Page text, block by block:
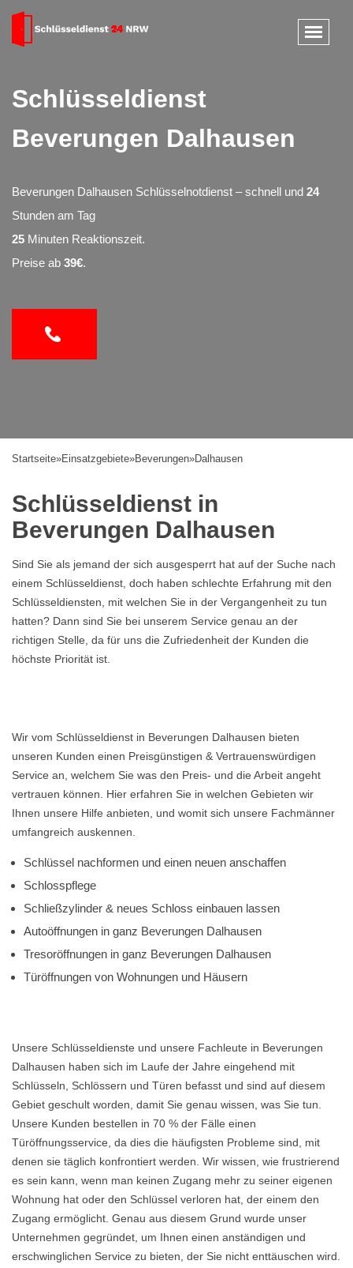
Schlüsseldienst
Beverungen Dalhausen
Beverungen Dalhausen Schlüsselnotdienst – schnell und 24
Stunden am Tag
25 Minuten Reaktionszeit.
Preise ab 39€.
Startseite»Einsatzgebiete»Beverungen»Dalhausen
Schlüsseldienst in
Beverungen Dalhausen
Sind Sie als jemand der sich ausgesperrt hat auf der Suche nach
einem Schlüsseldienst, doch haben schlechte Erfahrung mit den
Schlüsseldiensten, mit welchen Sie in der Vergangenheit zu tun
hatten? Dann sind Sie bei unserem Service genau an der
richtigen Stelle, da für uns die Zufriedenheit der Kunden die
höchste Priorität ist.
Wir vom Schlüsseldienst in Beverungen Dalhausen bieten
unseren Kunden einen Preisgünstigen & Vertrauenswürdigen
Service an, welchem Sie was den Preis- und die Arbeit angeht
vertrauen können. Hier erfahren Sie in welchen Gebieten wir
Ihnen unsere Hilfe anbieten, und womit sich unsere Fachmänner
umfangreich auskennen.
Schlüssel nachformen und einen neuen anschaffen
Schlosspflege
Schließzylinder & neues Schloss einbauen lassen
Autoöffnungen in ganz Beverungen Dalhausen
Tresoröffnungen in ganz Beverungen Dalhausen
Türöffnungen von Wohnungen und Häusern
Unsere Schlüsseldienste und unsere Fachleute in Beverungen
Dalhausen haben sich im Laufe der Jahre eingehend mit
Schlüsseln, Schlössern und Türen befasst und sind auf diesem
Gebiet geschult worden, damit Sie genau wissen, was Sie tun.
Unsere Kunden bestellen in 70 % der Fälle einen
Türöffnungsservice, da dies die häufigsten Probleme sind, mit
denen sie täglich konfrontiert werden. Wir wissen, wie frustrierend
es sein kann, wenn man keinen Zugang mehr zu seiner eigenen
Wohnung hat oder den Schlüssel verloren hat, der einem den
Zugang ermöglicht. Genau aus diesem Grund wurde unser
Unternehmen gegründet, um Ihnen einen anständigen und
erschwinglichen Service zu bieten, der Sie nicht enttäuschen wird.